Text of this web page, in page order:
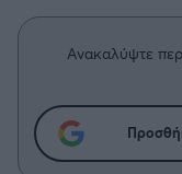
Συνεντεύξεις
Μεγάλη μου Αγάπη
Μια Ιστορία από
Ανακαλύψτε